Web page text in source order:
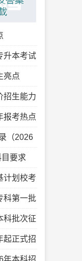
升本考试
分
亮点
招生能力
报考热点
（2026
要求
计划校考
科第一批
科批次征
起正式招
年本科招